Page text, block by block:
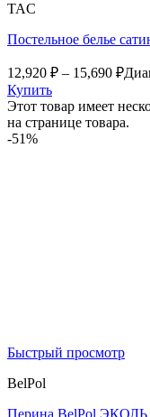
TAC
Постельное белье
12,920 ₽ – 15,690 ₽
Купить
Этот товар имеет
на странице товара.
-51%
Быстрый просмотр
BelPol